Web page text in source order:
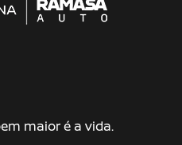
maior é a vida.